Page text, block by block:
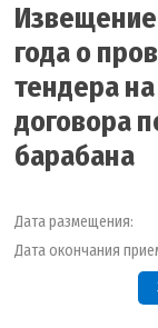
года о
тендера
договора
барабана
Дата размещения:
Дата окончания